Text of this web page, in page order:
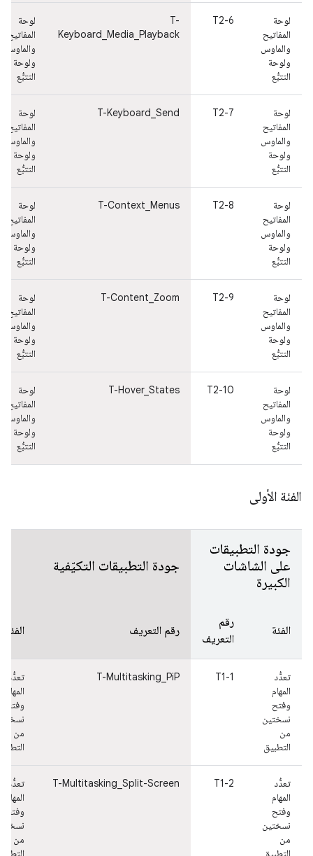
لوحة
المفاتيح
والماوس
ولوحة
التتبُّع
T2-6
T-
Keyboard_Media_Playback
لوحة
المفاتيح
والماوس
ولوحة
التتبُّع
لوحة
المفاتيح
والماوس
ولوحة
التتبُّع
T2-7
T-Keyboard_Send
لوحة
المفاتيح
والماوس
ولوحة
التتبُّع
لوحة
المفاتيح
والماوس
ولوحة
التتبُّع
T2-8
T-Context_Menus
لوحة
المفاتيح
والماوس
ولوحة
التتبُّع
لوحة
المفاتيح
والماوس
ولوحة
التتبُّع
T2-9
T-Content_Zoom
لوحة
المفاتيح
والماوس
ولوحة
التتبُّع
لوحة
المفاتيح
والماوس
ولوحة
التتبُّع
T2-10
T-Hover_States
لوحة
المفاتيح
والماوس
ولوحة
التتبُّع
الفئة الأولى
جودة التطبيقات
على الشاشات
الكبيرة
جودة التطبيقات التكيّفية
الفئة
رقم
التعريف
رقم التعريف الفئة
تعدُّد
المهام
وفتح
نسختين
من
التطبيق
T1-1
T-Multitasking_PiP
تعدُّد
المهام
وفتح
من
تعدُّد
المهام
وفتح
نسختين
من
التطبيق
T1-2
T-Multitasking_Split-Screen
تعدُّد
المهام
وفتح
من